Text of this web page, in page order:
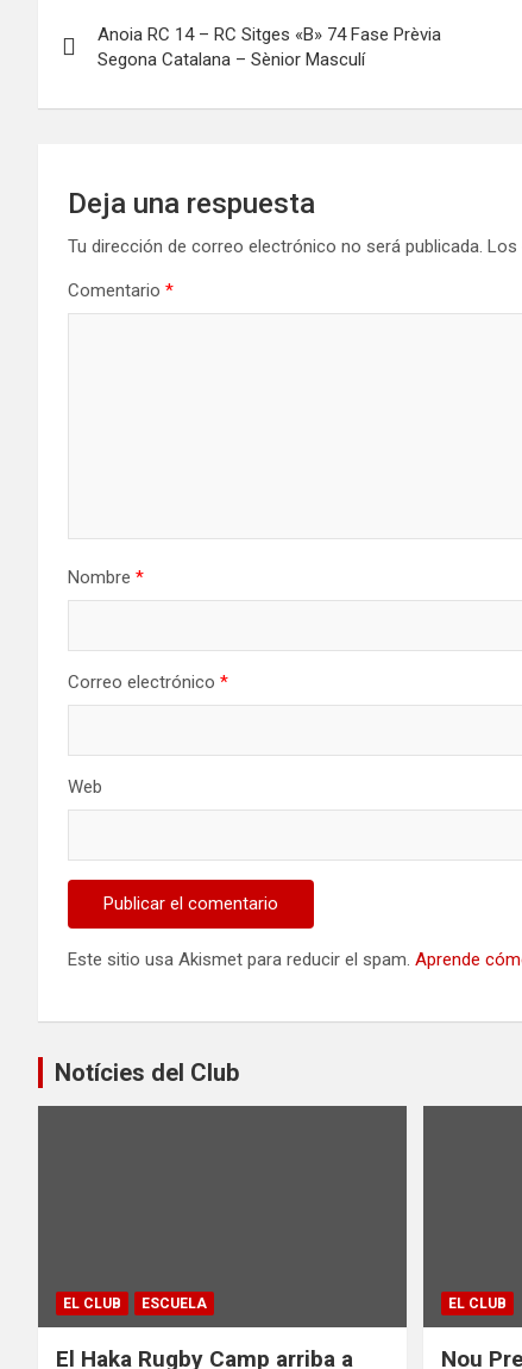
de
entradas
Anoia RC 14 – RC Sitges «B» 74 Fase Prèvia
Segona Catalana – Sènior Masculí
Deja una respuesta
Tu dirección de correo electrónico no será publicada. Los
Comentario *
Nombre *
Correo electrónico *
Web
Este sitio usa Akismet para reducir el spam. Aprende
Notícies del Club
EL CLUB ESCUELA
El Haka Rugby Camp arriba a
EL CLUB
Nou